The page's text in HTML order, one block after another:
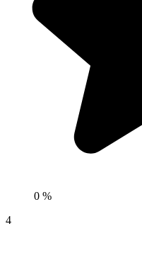
0 %
4